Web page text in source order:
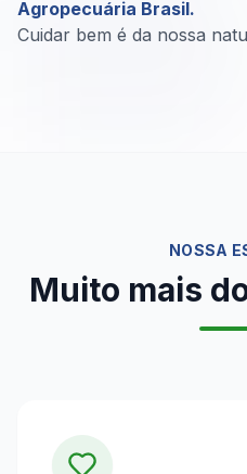
Agropecuária Brasil.
Cuidar bem é da nossa
NOSSA
Muito mais